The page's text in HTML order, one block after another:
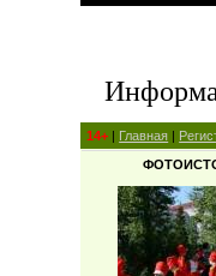
14+ | Главная |